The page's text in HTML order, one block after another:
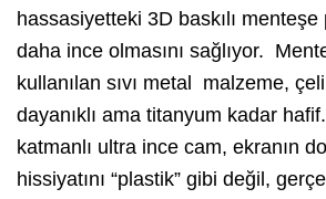
hassasiyetteki 3D baskılı menteşe
daha ince olmasını sağlıyor.
kullanılan sıvı metal malzeme,
dayanıklı ama titanyum kadar
katmanlı ultra ince cam, ekranın
hissiyatını “plastik” gibi değil,